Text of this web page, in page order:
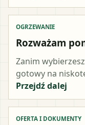
OGRZEWANIE
Rozważam
Zanim
gotowy na
Przejdź dalej
OFERTA I DOKUMENTY